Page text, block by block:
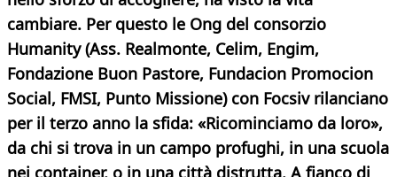
cambiare. Per questo le Ong del consorzio
Humanity (Ass. Realmonte, Celim, Engim,
Fondazione Buon Pastore, Fundacion Promocion
Social, FMSI, Punto Missione) con Focsiv rilanciano
per il terzo anno la sfida: «Ricominciamo da loro»,
da chi si trova in un campo profughi, in una scuola
nei container, o in una città distrutta. A fianco di